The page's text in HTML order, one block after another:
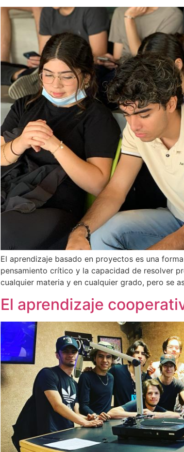
El aprendizaje basado en proyectos es una
pensamiento crítico y la capacidad de resolver
cualquier materia y en cualquier grado, pero se
El aprendizaje